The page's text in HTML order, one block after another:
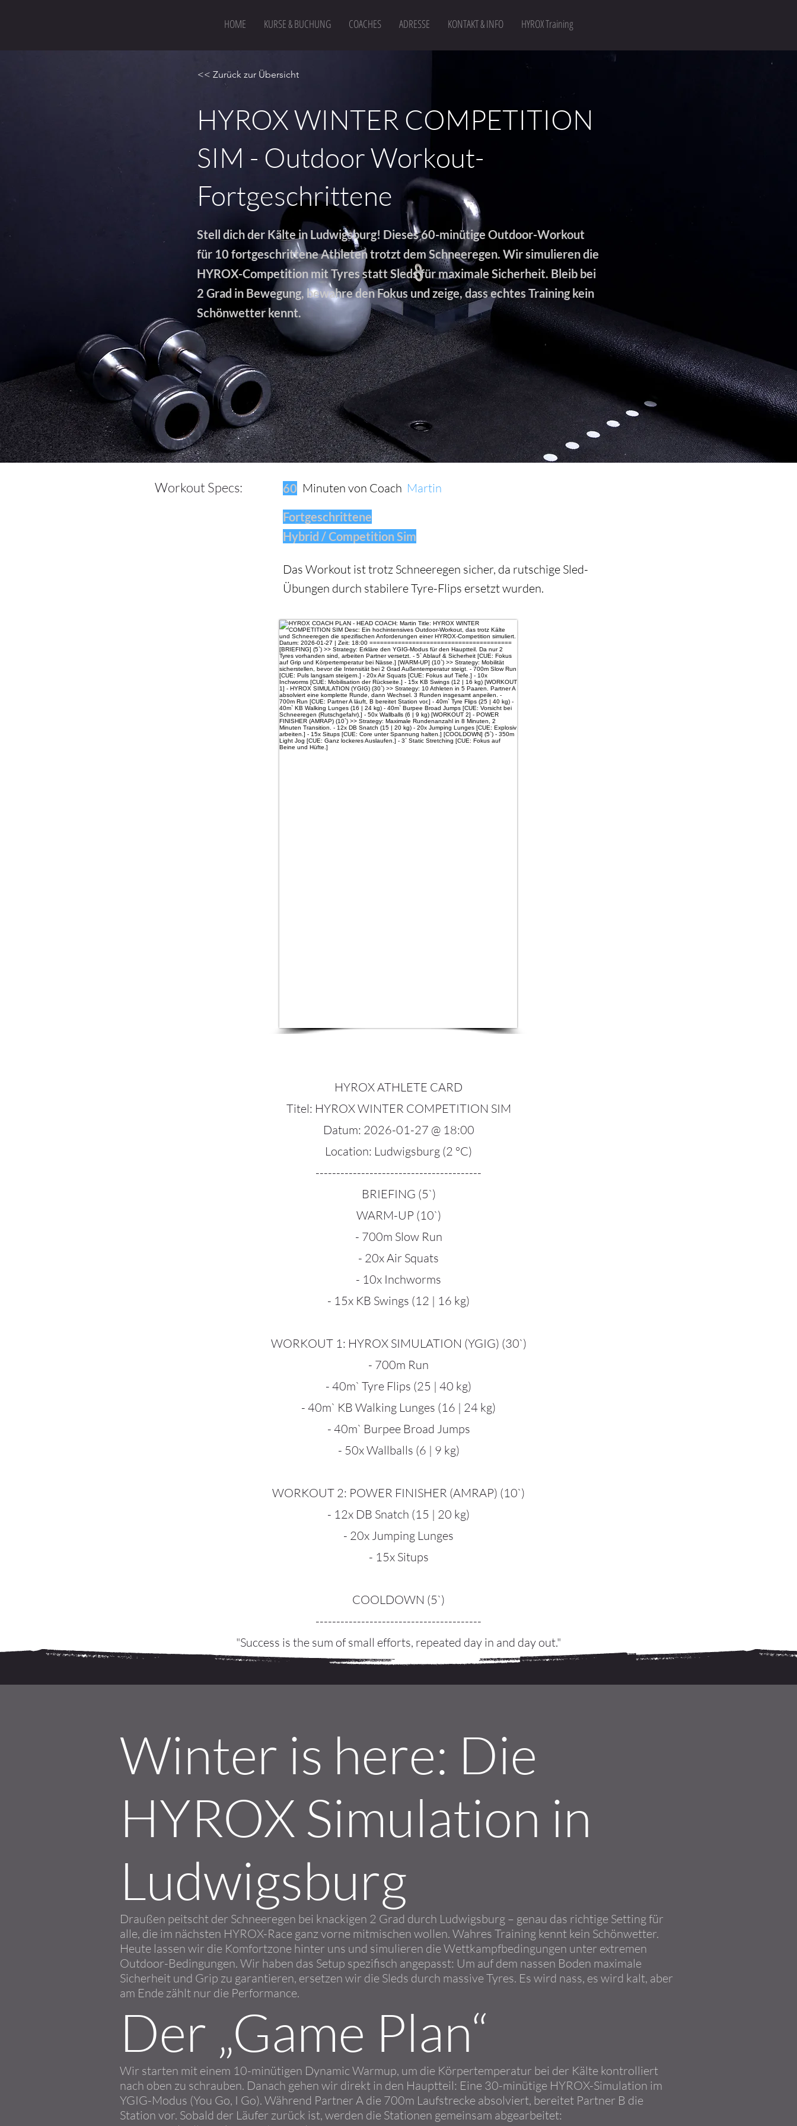
HOME KURSE & BUCHUNG COACHES ADRESSE KONTAKT & INFO HYROX Training
<< Zurück zur Übersicht
HYROX WINTER COMPETITION
SIM - Outdoor Workout-
Fortgeschrittene
Stell dich der Kälte in Ludwigsburg! Dieses 60-minütige Outdoor-Workout
für 10 fortgeschrittene Athleten trotzt dem Schneeregen. Wir simulieren die
HYROX-Competition mit Tyres statt Sleds für maximale Sicherheit. Bleib bei
2 Grad in Bewegung, bewahre den Fokus und zeige, dass echtes Training kein
Schönwetter kennt.
Workout Specs: 60 Minuten von Coach Martin
Fortgeschrittene
Hybrid / Competition Sim
Das Workout ist trotz Schneeregen sicher, da rutschige Sled-
Übungen durch stabilere Tyre-Flips ersetzt wurden.
HYROX ATHLETE CARD
Titel: HYROX WINTER COMPETITION SIM
Datum: 2026-01-27 @ 18:00
Location: Ludwigsburg (2 °C)
----------------------------------------
BRIEFING (5`)
WARM-UP (10`)
- 700m Slow Run
- 20x Air Squats
- 10x Inchworms
- 15x KB Swings (12 | 16 kg)
WORKOUT 1: HYROX SIMULATION (YGIG) (30`)
- 700m Run
- 40m` Tyre Flips (25 | 40 kg)
- 40m` KB Walking Lunges (16 | 24 kg)
- 40m` Burpee Broad Jumps
- 50x Wallballs (6 | 9 kg)
WORKOUT 2: POWER FINISHER (AMRAP) (10`)
- 12x DB Snatch (15 | 20 kg)
- 20x Jumping Lunges
- 15x Situps
COOLDOWN (5`)
----------------------------------------
"Success is the sum of small efforts, repeated day in and day out."
Winter is here: Die
HYROX Simulation in
Ludwigsburg
Draußen peitscht der Schneeregen bei knackigen 2 Grad durch Ludwigsburg – genau das richtige Setting für
alle, die im nächsten HYROX-Race ganz vorne mitmischen wollen. Wahres Training kennt kein Schönwetter.
Heute lassen wir die Komfortzone hinter uns und simulieren die Wettkampfbedingungen unter extremen
Outdoor-Bedingungen. Wir haben das Setup spezifisch angepasst: Um auf dem nassen Boden maximale
Sicherheit und Grip zu garantieren, ersetzen wir die Sleds durch massive Tyres. Es wird nass, es wird kalt, aber
am Ende zählt nur die Performance.
Der „Game Plan“
Wir starten mit einem 10-minütigen Dynamic Warmup, um die Körpertemperatur bei der Kälte kontrolliert
nach oben zu schrauben. Danach gehen wir direkt in den Hauptteil: Eine 30-minütige HYROX-Simulation im
YGIG-Modus (You Go, I Go). Während Partner A die 700m Laufstrecke absolviert, bereitet Partner B die
Station vor. Sobald der Läufer zurück ist, werden die Stationen gemeinsam abgearbeitet: